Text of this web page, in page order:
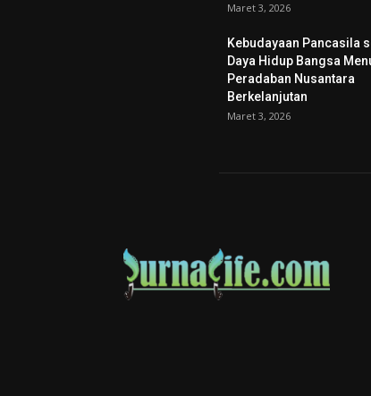
Maret 3, 2026
Kebudayaan Pancasila
Daya Hidup Bangsa
Peradaban Nusantara
Berkelanjutan
Maret 3, 2026